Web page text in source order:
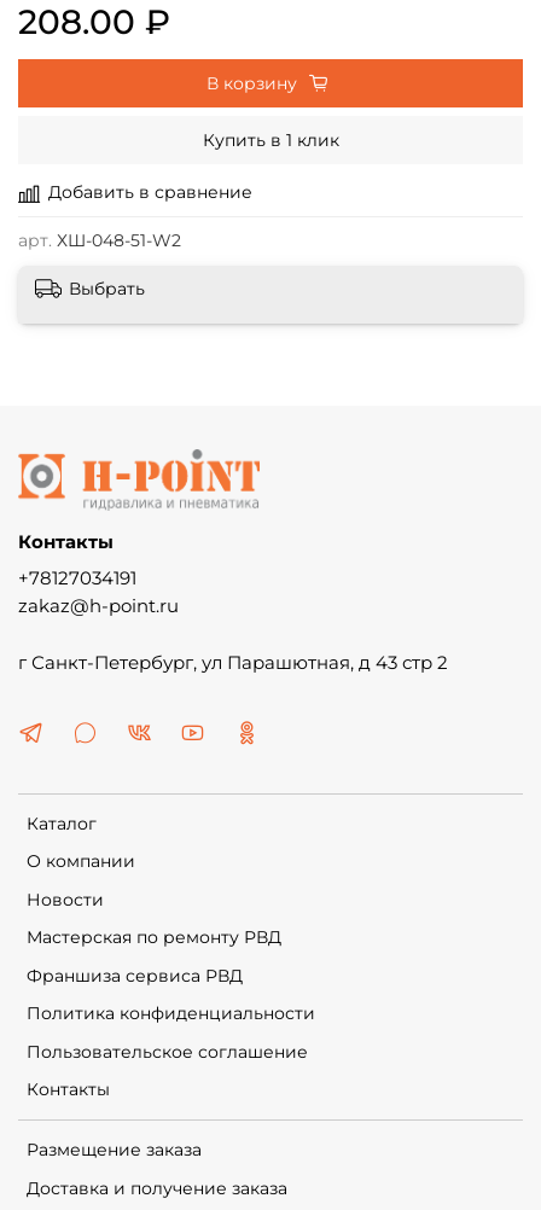
Добавить в сравнение
арт. ХШ-048-51-W2
208.00 ₽
В корзину
Купить в 1 клик
Выбрать
Каталог
О компании
Новости
Мастерская по ремонту РВД
Франшиза сервиса РВД
Политика конфиденциальности
Пользовательское соглашение
Контакты
Размещение заказа
Доставка и получение заказа
Контакты
+78127034191
zakaz@h-point.ru
г Санкт-Петербург, ул Парашютная, д 43 стр 2